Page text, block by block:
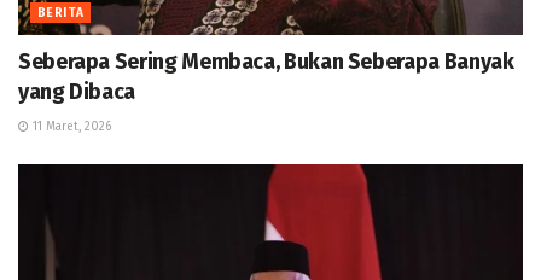
BERITA
Seberapa Sering Membaca, Bukan Seberapa Banyak
yang Dibaca
11 Maret, 2026